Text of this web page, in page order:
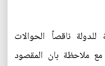
للدولة ناقصاً الحوالات
مع ملاحظة بان المقصود